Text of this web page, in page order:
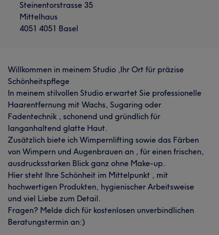
Steinentorstrasse 35
Mittelhaus
4051 4051 Basel
Willkommen in meinem Studio ,Ihr Ort für präzise
Schönheitspflege
In meinem stilvollen Studio erwartet Sie professionelle
Haarentfernung mit Wachs, Sugaring oder
Fadentechnik , schonend und gründlich für
langanhaltend glatte Haut.
Zusätzlich biete ich Wimpernlifting sowie das Färben
von Wimpern und Augenbrauen an , für einen frischen,
ausdrucksstarken Blick ganz ohne Make-up.
Hier steht Ihre Schönheit im Mittelpunkt , mit
hochwertigen Produkten, hygienischer Arbeitsweise
und viel Liebe zum Detail.
Fragen? Melde dich für kostenlosen unverbindlichen
Beratungstermin an:)